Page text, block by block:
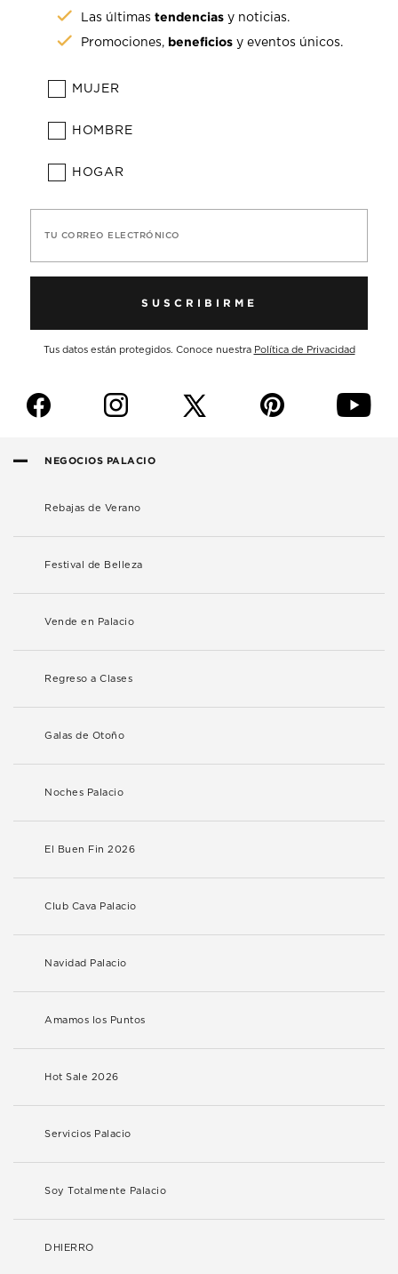
Las últimastendencias y noticias.
Promociones, beneficios y eventos únicos.
MUJER
HOMBRE
HOGAR
TU CORREO ELECTRÓNICO
SUSCRIBIRME
Tus datos están protegidos. Conoce nuestra Política de Privacidad
f i p y
NEGOCIOS PALACIO
Rebajas de Verano
Festival de Belleza
Vende en Palacio
Regreso a Clases
Galas de Otoño
Noches Palacio
El Buen Fin 2026
Club Cava Palacio
Navidad Palacio
Amamos los Puntos
Hot Sale 2026
Servicios Palacio
Soy Totalmente Palacio
DHIERRO